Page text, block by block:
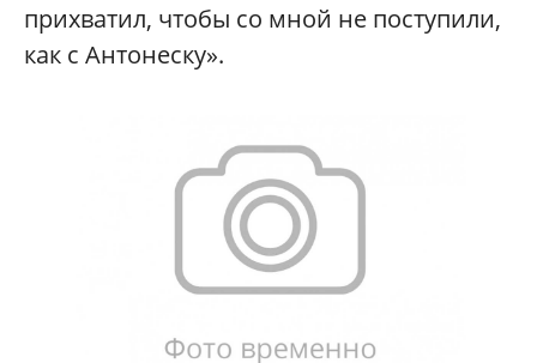
прихватил, чтобы со мной не поступили,
как с Антонеску».